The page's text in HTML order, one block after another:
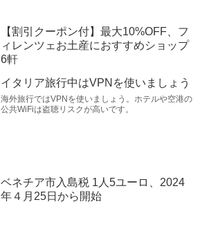
【割引クーポン付】最大10%OFF、フ
ィレンツェお土産におすすめショップ
6軒
イタリア旅行中はVPNを使いましょう
海外旅行ではVPNを使いましょう。ホテルや空港の
公共WiFiは盗聴リスクが高いです。
ベネチア市入島税 1人5ユーロ、2024
年４月25日から開始